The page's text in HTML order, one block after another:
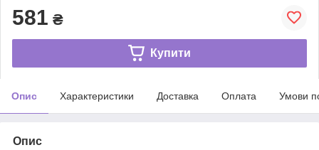
581 ₴
Купити
Опис Характеристики Доставка Оплата Умови
Опис